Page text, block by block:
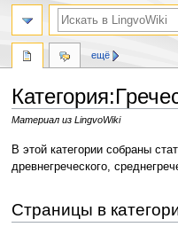
Материал из LingvoWiki
Перейти
к
Перейти
к
В этой категории собраны
древнегреческого,
Страницы в
ещё